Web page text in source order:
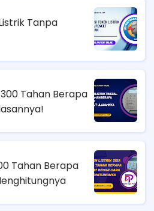
Tanpa
Tahan Berapa
Tahan Berapa